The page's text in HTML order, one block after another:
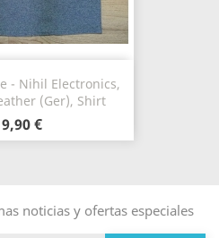
- Nihil Electronics,
(Ger), Shirt
€
noticias y ofertas especiales